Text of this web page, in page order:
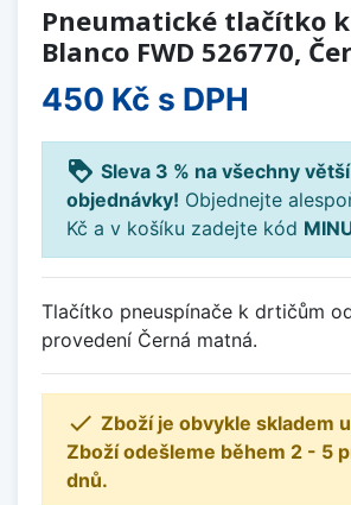
Pneumatické tlačítko
Blanco FWD 526770,
450 Kč s DPH
loyalty Sleva 3 % na všechny větší
objednávky! Objednejte
Kč a v košíku zadejte kód
Tlačítko pneuspínače k drtičům
provedení Černá matná.
 Zboží je obvykle skladem
Zboží odešleme během 2 - 5
dnů.